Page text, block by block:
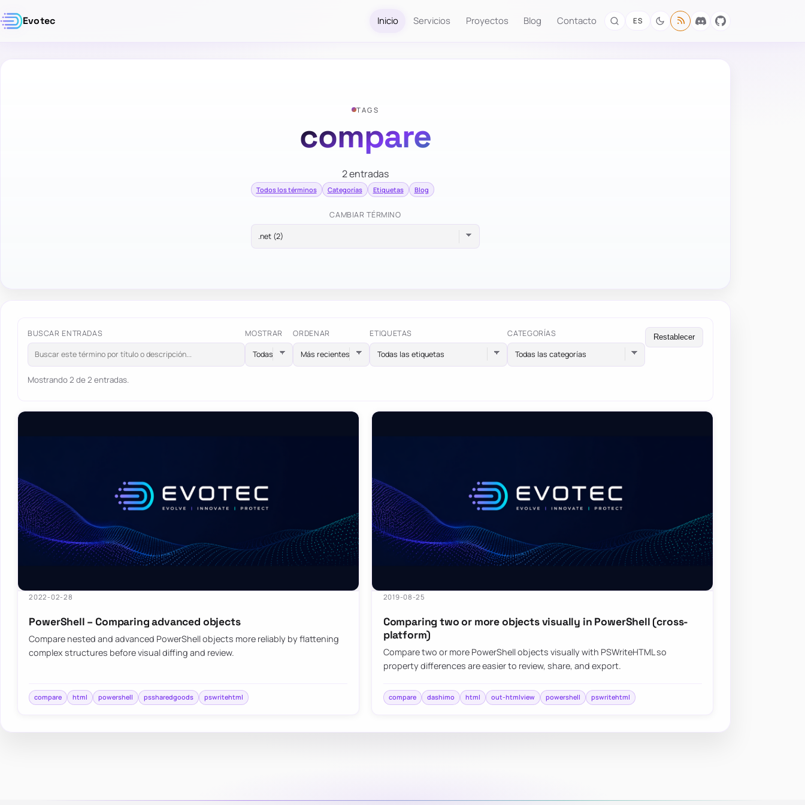
Evotec Inicio Servicios Proyectos Blog Contacto ES
TAGS
compare
2 entradas
Todos los términos Categorías Etiquetas Blog
CAMBIAR TÉRMINO
BUSCAR ENTRADAS MOSTRAR ORDENAR ETIQUETAS
Todas las etiquetas
CATEGORÍAS
Todas las categorías
Restablecer
Mostrando 2 de 2 entradas.
2022-02-28
PowerShell – Comparing advanced objects
Compare nested and advanced PowerShell objects more reliably by flattening
complex structures before visual diffing and review.
compare html powershell pssharedgoods pswritehtml
2019-08-25
Comparing two or more objects visually in PowerShell (cross-
platform)
Compare two or more PowerShell objects visually with PSWriteHTML so
property differences are easier to review, share, and export.
compare dashimo html out-htmlview powershell pswritehtml